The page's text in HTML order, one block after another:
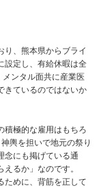
り、熊本県からブライ
設定し、有給休暇は全
ンタル面共に産業医
きているのではないか
積極的な雇用はもちろ
輿を担いで地元の祭り
念にも掲げている通
るか」なのです。
ために、背筋を正して